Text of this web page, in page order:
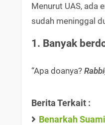
Menurut UAS, ada
sudah meninggal
1. Banyak
“Apa doanya?
Berita Terkait :
Benarkah